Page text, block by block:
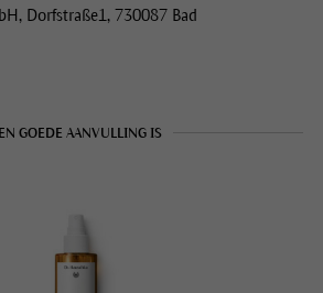
Dorfstraße1, 730087 Bad
GOEDE AANVULLING IS